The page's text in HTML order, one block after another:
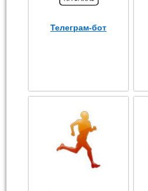
Телеграм-бот